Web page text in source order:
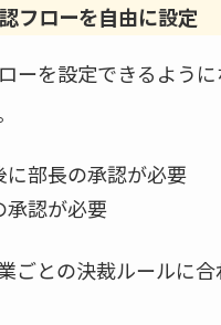
フローを自由に設定
ーを設定できるように
に部長の承認が必要
承認が必要
ごとの決裁ルールに